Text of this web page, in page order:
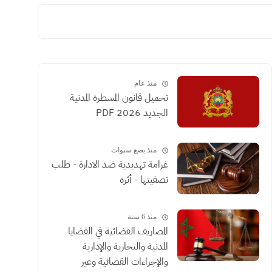
منذ عام
تحميل قانون المسطرة المدنية
الجديد 2026 PDF
منذ بضع سنوات
غرامة تهديدية ضد الادارة - طلب
تصفيتها - أثره
منذ 6 سنة
المصاريف القضائية في القضايا
المدنية والتجارية والإدارية
والإجراءات القضائية وغير